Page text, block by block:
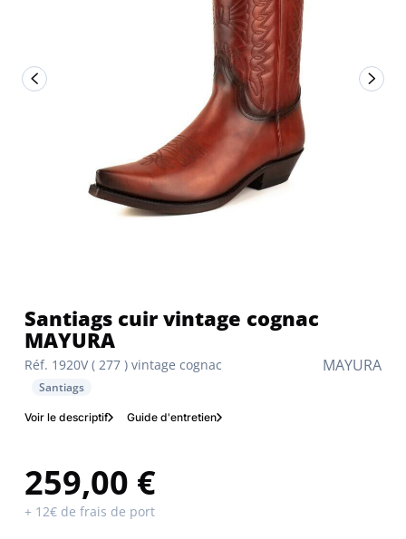
MAYURA
Réf. 1920V ( 277 ) vintage cognac
Santiags cuir vintage cognac
MAYURA
Santiags
Voir le descriptif Guide d'entretien
259,00 €
+ 12€ de frais de port